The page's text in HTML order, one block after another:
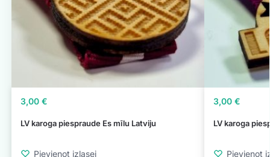
LV karoga piespraude Es mīlu Latviju
3,00 €
Pievienot izlasei
LV karoga
3,00 €
Pievienot